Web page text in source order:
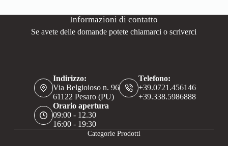
Informazioni di contatto
Se avete delle domande potete chiamarci o scriverci
Indirizzo:
Via Belgioioso n. 96
61122 Pesaro (PU)
Telefono:
+39.0721.456146
+39.338.5986888
Orario apertura
09:00 - 12.30
16:00 - 19:30
Categorie Prodotti